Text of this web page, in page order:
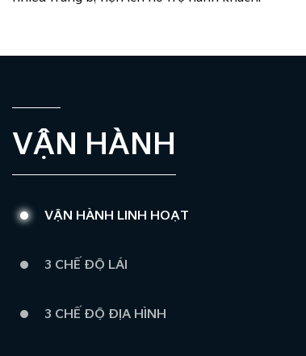
VẬN HÀNH
VẬN HÀNH LINH HOẠT
3 CHẾ ĐỘ LÁI
3 CHẾ ĐỘ ĐỊA HÌNH